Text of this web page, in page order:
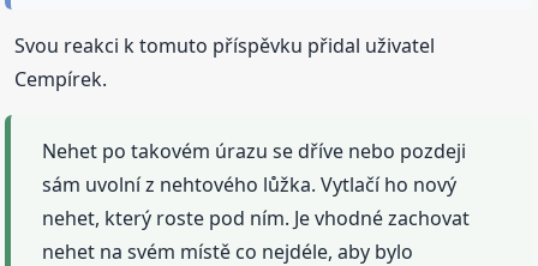
Svou reakci k tomuto příspěvku přidal uživatel
Cempírek.
Nehet po takovém úrazu se dříve nebo pozdeji
sám uvolní z nehtového lůžka. Vytlačí ho nový
nehet, který roste pod ním. Je vhodné zachovat
nehet na svém místě co nejdéle, aby bylo